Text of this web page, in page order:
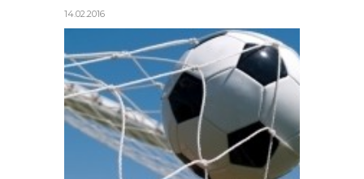
реализация неликвидов
контакты отдела закупок
14.02.2016